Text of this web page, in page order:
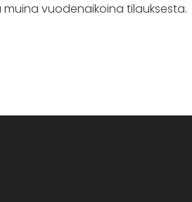
vuodenaikoina tilauksesta.